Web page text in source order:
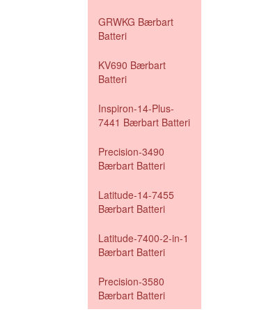
GRWKG Bærbart
Batteri
KV690 Bærbart
Batteri
Inspiron-14-Plus-
7441 Bærbart Batteri
Precision-3490
Bærbart Batteri
Latitude-14-7455
Bærbart Batteri
Latitude-7400-2-in-1
Bærbart Batteri
Precision-3580
Bærbart Batteri